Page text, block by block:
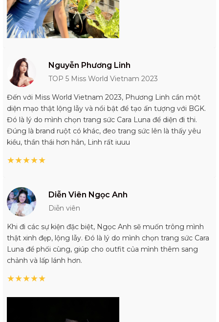
Nguyễn Phương Linh
TOP 5 Miss World Vietnam 2023
Đến với Miss World Vietnam 2023, Phương Linh cần một
diện mạo thật lộng lẫy và nổi bật để tạo ấn tượng với BGK.
Đó là lý do mình chọn trang sức Cara Luna để diện đi thi.
Đúng là brand ruột có khác, đeo trang sức lên là thấy yêu
kiều, thần thái hơn hẳn, Linh rất iuuu
★★★★★
Diễn Viên Ngọc Anh
Diễn viên
Khi đi các sự kiện đặc biệt, Ngọc Anh sẽ muốn trông mình
thật xinh đẹp, lộng lẫy. Đó là lý do mình chọn trang sức Cara
Luna để phối cùng, giúp cho outfit của mình thêm sang
chảnh và lấp lánh hơn.
★★★★★